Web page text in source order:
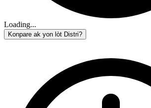
Loading...
Konpare ak yon lòt Distri?